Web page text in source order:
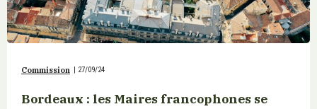
Commission 27/09/24
Bordeaux : les Maires francophones se